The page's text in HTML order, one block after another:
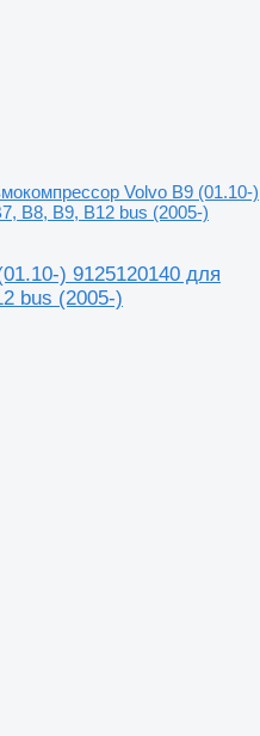
Volvo B9 (01.10-)
B8, B9, B12 bus (2005-)
) 9125120140 для
bus (2005-)